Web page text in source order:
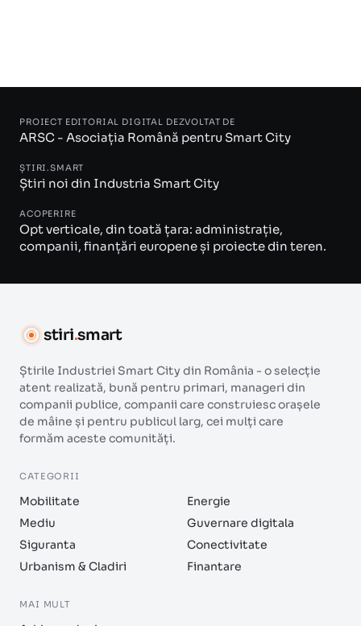
PROIECT EDITORIAL DIGITAL DEZVOLTAT DE
ARSC - Asociația Română pentru Smart City
ȘTIRI.SMART
Știri noi din Industria Smart City
ACOPERIRE
Opt verticale, din toată țara: administrație,
companii, finanțări europene și proiecte din teren.
stiri.smart
Știrile Industriei Smart City din România - o selecție
atent realizată, bună pentru primari, manageri din
companii publice, companii care construiesc orașele
de mâine și pentru publicul larg, cei mulți care
formăm aceste comunități.
CATEGORII
Mobilitate
Energie
Mediu
Guvernare digitala
Siguranta
Conectivitate
Urbanism & Cladiri
Finantare
MAI MULT